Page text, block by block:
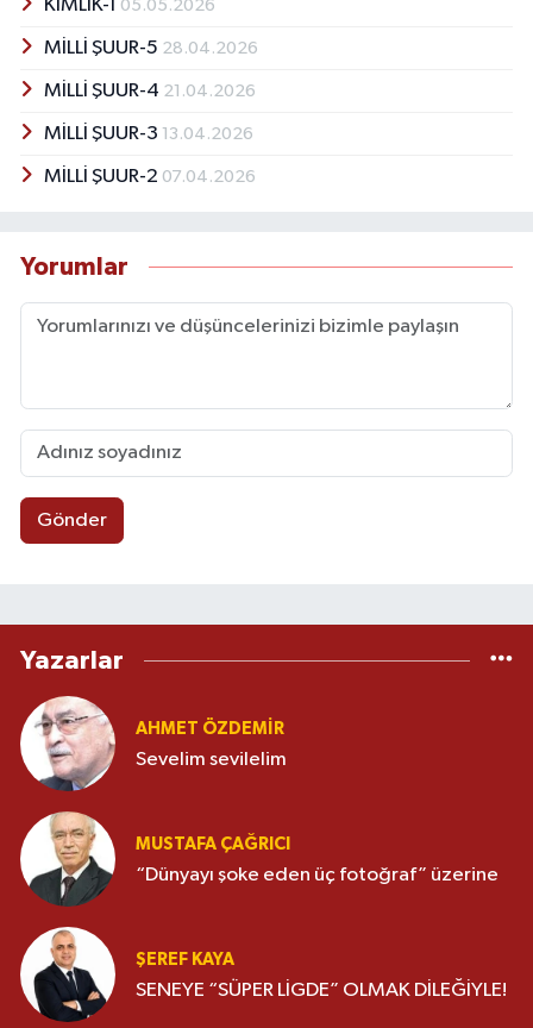
KİMLİK-1 05.05.2026
MİLLİ ŞUUR-5 28.04.2026
MİLLİ ŞUUR-4 21.04.2026
MİLLİ ŞUUR-3 13.04.2026
MİLLİ ŞUUR-2 07.04.2026
Yorumlar
Gönder
Yazarlar
AHMET ÖZDEMIR
Sevelim sevilelim
MUSTAFA ÇAĞRICI
“Dünyayı şoke eden üç fotoğraf” üzerine
ŞEREF KAYA
SENEYE “SÜPER LİGDE” OLMAK DİLEĞİYLE!